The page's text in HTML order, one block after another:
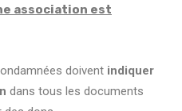
association est
doivent indiquer
dans tous les documents